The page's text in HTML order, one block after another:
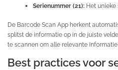
Serienummer (21):Het unieke
De Barcode Scan App herkent
splitst de informatie op in de juiste
te scannen om alle relevante
Best practices voor